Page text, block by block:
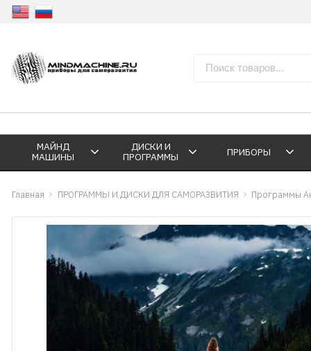
МАЙНД
МАШИНЫ
ДИСКИ И
ПРОГРАММЫ
ПРИБОРЫ
Главная ПРОГРАММЫ И ДИСКИ ДЛЯ САМОРАЗВИТИЯ Программы